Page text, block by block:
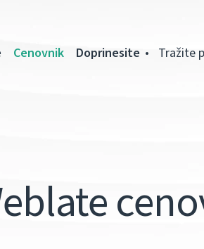
Cenovnik Doprinesite Tražite